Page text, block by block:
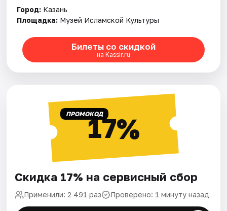
Город: Казань
Площадка: Музей Исламской Культуры
Билеты со скидкой
на Kassir.ru
ПРОМОКОД17%
Скидка 17% на сервисный сбор
Применили: 2 491 раз Проверено: 1 минуту назад